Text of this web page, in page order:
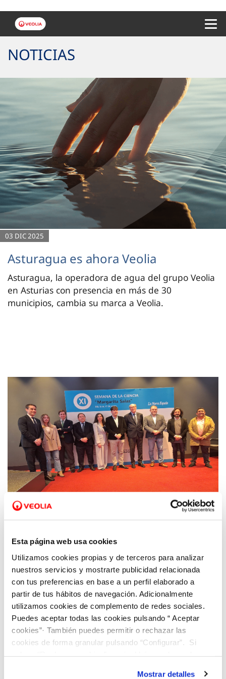
Esta página web usa cookies
Utilizamos cookies propias y de terceros para analizar
nuestros servicios y mostrarte publicidad relacionada
con tus preferencias en base a un perfil elaborado a
partir de tus hábitos de navegación. Adicionalmente
utilizamos cookies de complemento de redes sociales.
Puedes aceptar todas las cookies pulsando “ Aceptar
cookies”· También puedes permitir o rechazar las
cookies de forma granular pulsando “Configurar”. Si
Mostrar detalles
NOTICIAS
03 DIC 2025
Asturagua es ahora Veolia
Asturagua, la operadora de agua del grupo Veolia
en Asturias con presencia en más de 30
municipios, cambia su marca a Veolia.
Veolia reafirma su compromiso con la
ciencia e innovación en Asturias